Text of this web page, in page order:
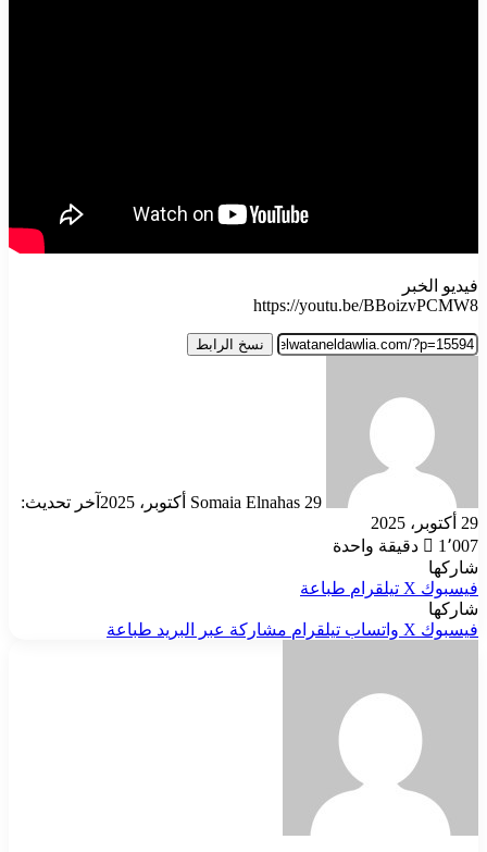
فيديو الخبر
https://youtu.be/BBoizvPCMW8
نسخ الرابط
Somaia Elnahas 29 أكتوبر، 2025
آخر تحديث:
29 أكتوبر، 2025
1٬007
دقيقة واحدة
شاركها
فيسبوك ‫X تيلقرام طباعة
شاركها
فيسبوك ‫X واتساب تيلقرام مشاركة عبر البريد طباعة